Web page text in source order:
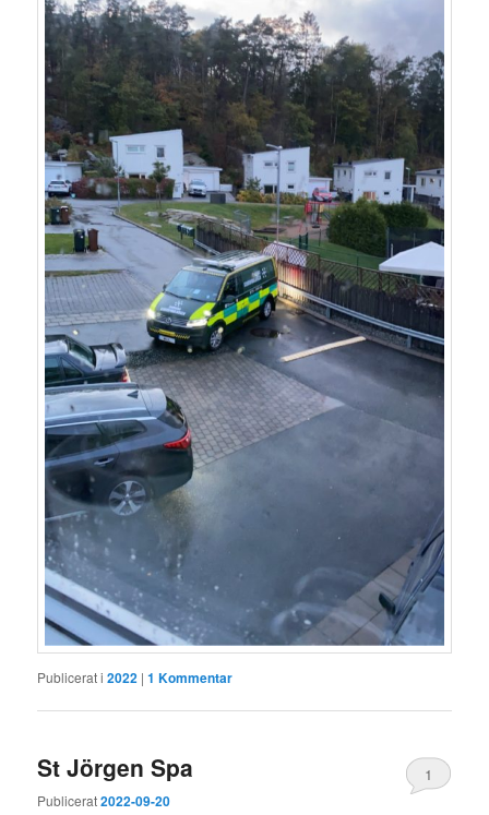
Publicerat i 2022 |1 Kommentar
St Jörgen Spa
Publicerat2022-09-20
1